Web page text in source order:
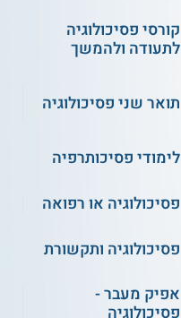
קורסי פסיכולוגיה
לתעודה ולהמשך
תואר שני פסיכולוגיה
לימודי פסיכותרפיה
פסיכולוגיה או רפואה
פסיכולוגיה ותקשורת
אפיק מעבר -
פסיכולוגיה